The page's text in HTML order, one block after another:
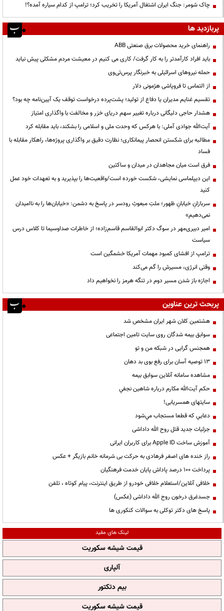
چاک شومر: جنگ ایران اشتغال آمریکا را تخریب کرد؛ ترامپ از کدام سیاره آمده؟!
پربازدید ها
راهنمای خرید محصولات برق صنعتی ABB
باید افراد کارآمدتر را به کار گرفت/ کاری می کنیم در معیشت مردم مشکلی پیش نیاید
حمله نیروهای اسرائیلی به خبرنگار پرس‌تی‌وی
از التماس تا فروپاشی هژمونی دلار
تقسیم غنایم مدیران یا دفاع از تولید؛ پشت‌پرده درخواست توقف یک آیین‌نامه چه بود؟
هشدار حاجی دلیگانی درباره تغییر سهم دریای خزر و مخالفت با واگذاری امتیاز
آیت‌الله جوادی آملی: با هرکس که وحدت ملی و اسلامی را بشکند، باید مقابله کرد
مطالبه برای شکستن انحصار پیمانکاری؛ نظارت دقیق بر واگذاری پروژه‌ها، راهکار مقابله با
فساد
فرق است میان مجاهدان در میدان و ساکتین
این دیپلماسی نمایشی، شکست خورده است/واقعیت‌ها را بپذیرید و به تعهدات خود عمل
کنید
سربازانِ خیابانِ ظهور؛ ملتِ مبعوثِ رودسر در پاسخ به دشمن: «خیابان‌ها را به ناامیدان
نمی‌دهیم»
امیر دبیری‌مهر در سوگ دکتر ابوالقاسم قاسم‌زاده؛ از خاطرات صداوسیما تا کلاس درس
سیاست
ترامپ از افشای کمبود مهمات آمریکا خشمگین است
وقتی انرژی، مسیرش را گم می‌کند
اجازه باز شدن مسیر دوم در تنگه هرمز را نخواهیم داد
پربحث ترین عناوین
هشتمین کلان شهر ایران مشخص شد
سوابق بیمه شدگان روی سایت تامین اجتماعی
همجنس گرایی در شبکه من و تو
13 توصیه آسان برای رفع بوی بد دهان
مشاهده سامانه آنلاين سوابق بیمه
حكم آيت‌الله مكارم درباره شاهين نجفي
سایتهای همسریابی!
دعايي كه قطعا مستجاب مي‌شود
جزئیات جدید قتل روح الله داداشی
آموزش ساخت Apple ID برای کاربران ایرانی
راز خنده های اصغر فرهادی به حرکت بی شرمانه خانم بازیگر + عکس
پرداخت ۱۰۰ درصد پاداش پایان خدمت فرهنگیان
خلافی آنلاین/استعلام خلافی خودرو از طریق اینترنت، پیام کوتاه ، تلفن
جسدغرق درخون روح الله داداشی (عکس)
پاسخ های دکتر توکلی به سوالات کنکوری ها
لینک های مفید
قیمت شیشه سکوریت
آلپاری
بیم دتکتور
قیمت شیشه سکوریت